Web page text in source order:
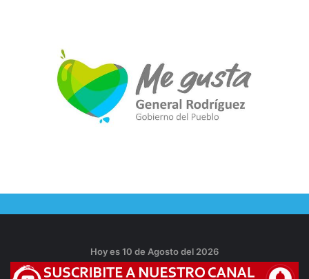
Hoy es 10 de Agosto del 2026